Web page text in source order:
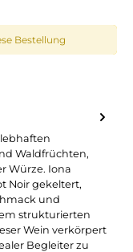
Bestellung
Waldfrüchten,
Würze. Iona
Noir gekeltert,
und
strukturierten
Wein verkörpert
Begleiter zu